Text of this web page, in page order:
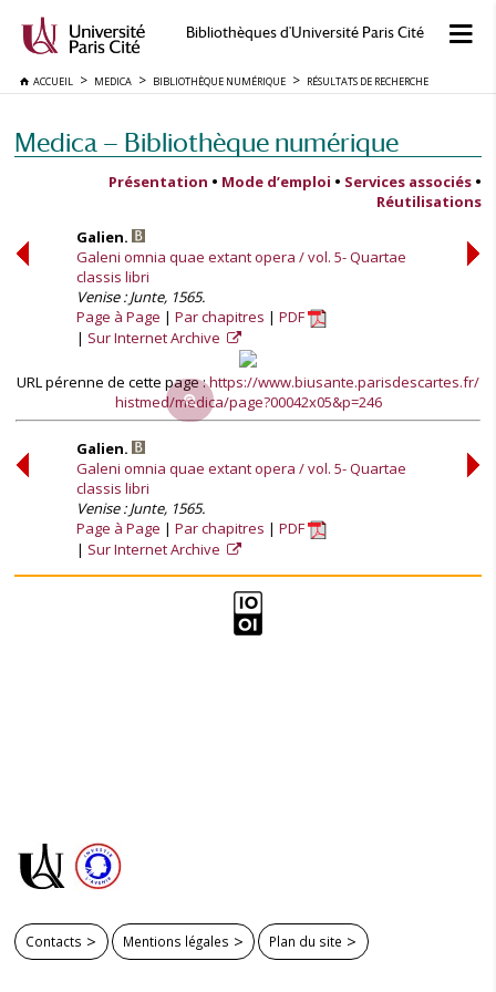
Bibliothèques d'Université Paris Cité
ACCUEIL MEDICA BIBLIOTHÈQUE NUMÉRIQUE RÉSULTATS DE RECHERCHE
Medica — Bibliothèque numérique
Présentation • Mode d’emploi • Services associés •
Réutilisations
Galien.
Galeni omnia quae extant opera / vol. 5- Quartae
classis libri
Venise : Junte, 1565.
Page à Page
Par chapitres
PDF
Sur Internet Archive
URL pérenne de cette page :https://www.biusante.parisdescartes.fr/
histmed/medica/page?00042x05&p=246
Galien.
Galeni omnia quae extant opera / vol. 5- Quartae
classis libri
Venise : Junte, 1565.
Page à Page
Par chapitres
PDF
Sur Internet Archive
Contacts Mentions légales Plan du site